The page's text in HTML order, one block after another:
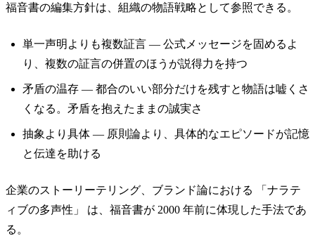
福音書の編集方針は、組織の物語戦略として参照できる。
単一声明よりも複数証言 — 公式メッセージを固めるよ
り、複数の証言の併置のほうが説得力を持つ
矛盾の温存 — 都合のいい部分だけを残すと物語は嘘くさ
くなる。矛盾を抱えたままの誠実さ
抽象より具体 — 原則論より、具体的なエピソードが記憶
と伝達を助ける
企業のストーリーテリング、ブランド論における 「ナラテ
ィブの多声性」 は、福音書が 2000 年前に体現した手法であ
る。